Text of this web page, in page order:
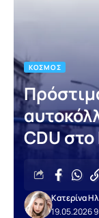
ΚΌΣΜΟΣ
CDU
19.05.2026
Κατερίνα